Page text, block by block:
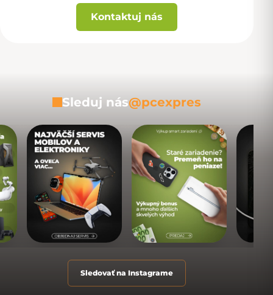
Kontaktuj nás
Sleduj nás@pcexpres
Sledovať na Instagrame